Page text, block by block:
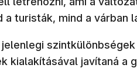
a turisták, mind a várban
kialakításával javítaná a